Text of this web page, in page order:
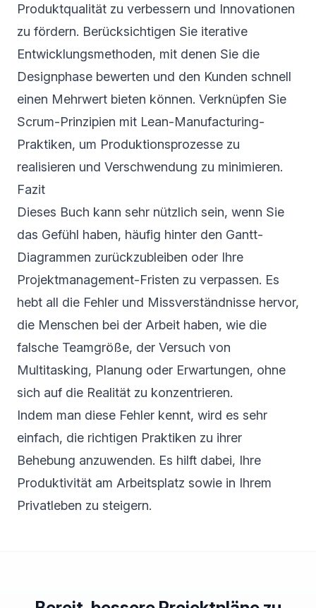
Produktqualität zu verbessern und Innovationen
zu fördern. Berücksichtigen Sie iterative
Entwicklungsmethoden, mit denen Sie die
Designphase bewerten und den Kunden schnell
einen Mehrwert bieten können. Verknüpfen Sie
Scrum-Prinzipien mit Lean-Manufacturing-
Praktiken, um Produktionsprozesse zu
realisieren und Verschwendung zu minimieren.
Fazit
Dieses Buch kann sehr nützlich sein, wenn Sie
das Gefühl haben, häufig hinter den Gantt-
Diagrammen zurückzubleiben oder Ihre
Projektmanagement-Fristen zu verpassen. Es
hebt all die Fehler und Missverständnisse hervor,
die Menschen bei der Arbeit haben, wie die
falsche Teamgröße, der Versuch von
Multitasking, Planung oder Erwartungen, ohne
sich auf die Realität zu konzentrieren.
Indem man diese Fehler kennt, wird es sehr
einfach, die richtigen Praktiken zu ihrer
Behebung anzuwenden. Es hilft dabei, Ihre
Produktivität am Arbeitsplatz sowie in Ihrem
Privatleben zu steigern.